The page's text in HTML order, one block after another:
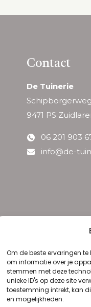
Om de beste ervaringen
om informatie over je
stemmen met deze
unieke ID's op deze site
toestemming intrekt, kan
en mogelijkheden.
Contact
De Tuinerie
9471 PS
06 201 903
info@de-
Algemene